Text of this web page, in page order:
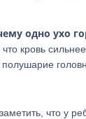
одно ухо
кровь
что у